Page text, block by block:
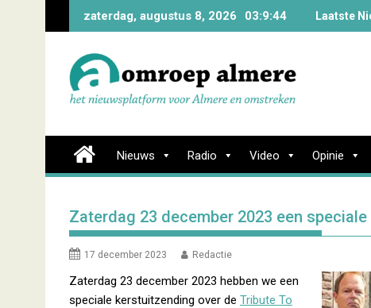
zaterdag, augustus 8, 2026 03:9:45 Laatste
Nieuws Radio Video Opinie
Zaterdag 23 december 2023 een
17 december 2023 Redactie
Zaterdag 23 december 2023 hebben we een
speciale kerstuitzending over de Tribute To